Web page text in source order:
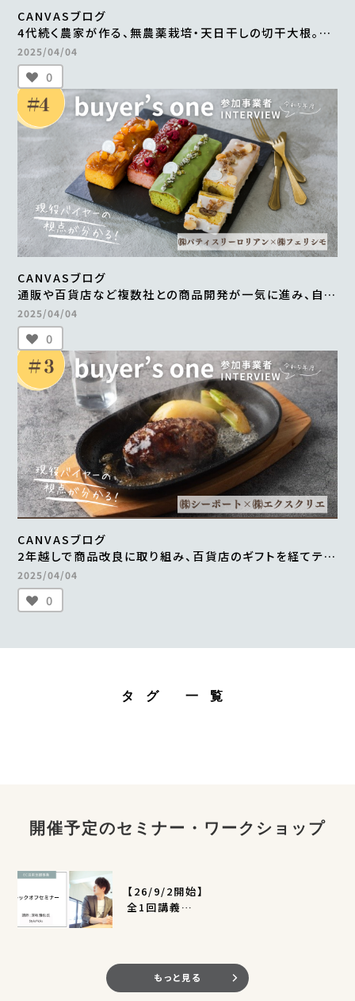
CANVASブログ
4代続く農家が作る、無農薬栽培・天日干しの切干大根。
自然食品店で月間500～600食を継続販売
＜from buyer’s one＞
2025/04/04
0
CANVASブログ
通販や百貨店など複数社との商品開発が一気に進み、自社
だけでは成し得なかった販路の拡大を実現 ＜from
buyer’s one＞
2025/04/04
0
CANVASブログ
2年越しで商品改良に取り組み、百貨店のギフトを経てテレ
ビ通販で1000万円の売上を実現 ＜from buyer’s one
＞
2025/04/04
0
タグ 一覧
開催予定のセミナー・ワークショップ
【26/9/2開始】
全1回講義
もっと見る